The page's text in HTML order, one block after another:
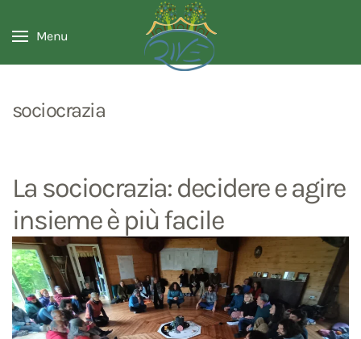
Menu
sociocrazia
La sociocrazia: decidere e agire
insieme è più facile